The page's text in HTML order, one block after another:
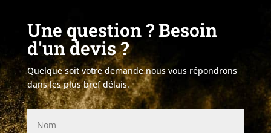
Une question ? Besoin
d'un devis ?
Quelque soit votre demande nous vous répondrons
dans les plus bref délais.